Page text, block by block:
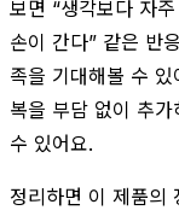
보면 “생각보다 자
손이 간다” 같은 반
족을 기대해볼 수
복을 부담 없이 추
수 있어요.
정리하면 이 제품의